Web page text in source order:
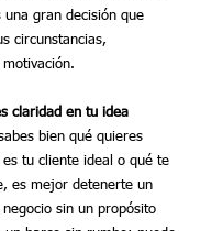
una gran decisión que
circunstancias,
claridad en tu idea
bien qué quieres
es tu cliente ideal o qué te
es mejor detenerte un
sin un propósito